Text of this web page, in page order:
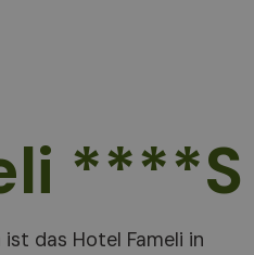
****S
das Hotel Fameli in
Hotelgarten oder bei